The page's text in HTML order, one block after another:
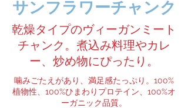
サンフラワーチャンク
乾燥タイプのヴィーガンミート
チャンク。煮込み料理やカレ
ー、炒め物にぴったり。
噛みごたえがあり、満足感たっぷり。100%
植物性、100%ひまわりプロテイン、100%オ
ーガニック品質。